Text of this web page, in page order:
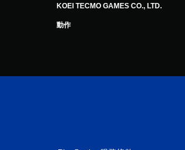
KOEI TECMO GAMES CO., LTD.
動作